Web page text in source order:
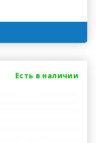
Есть в наличии